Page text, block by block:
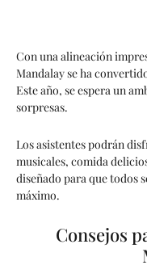
Con una alineación
Mandalay se ha
Este año, se espera un
sorpresas.
Los asistentes podrán
musicales, comida
diseñado para que todos
máximo.
Consejos